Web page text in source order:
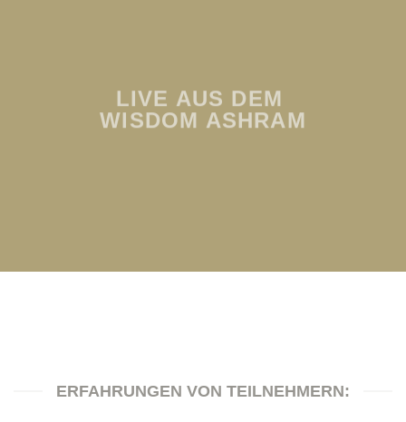
LIVE AUS DEM
WISDOM ASHRAM
ERFAHRUNGEN VON TEILNEHMERN: